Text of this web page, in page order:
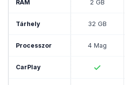
RAM 2 GB
Tárhely 32 GB
Processzor 4 Mag
CarPlay